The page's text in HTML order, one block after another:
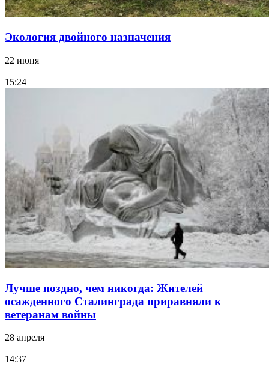
Экология двойного назначения
22 июня
15:24
Лучше поздно, чем никогда: Жителей
осажденного Сталинграда приравняли к
ветеранам войны
28 апреля
14:37